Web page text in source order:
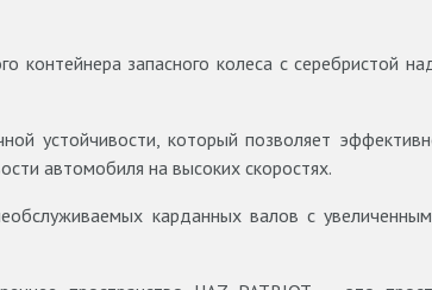
контейнера запасного колеса с серебристой
устойчивости, который позволяет
автомобиля на высоких скоростях.
карданных валов с